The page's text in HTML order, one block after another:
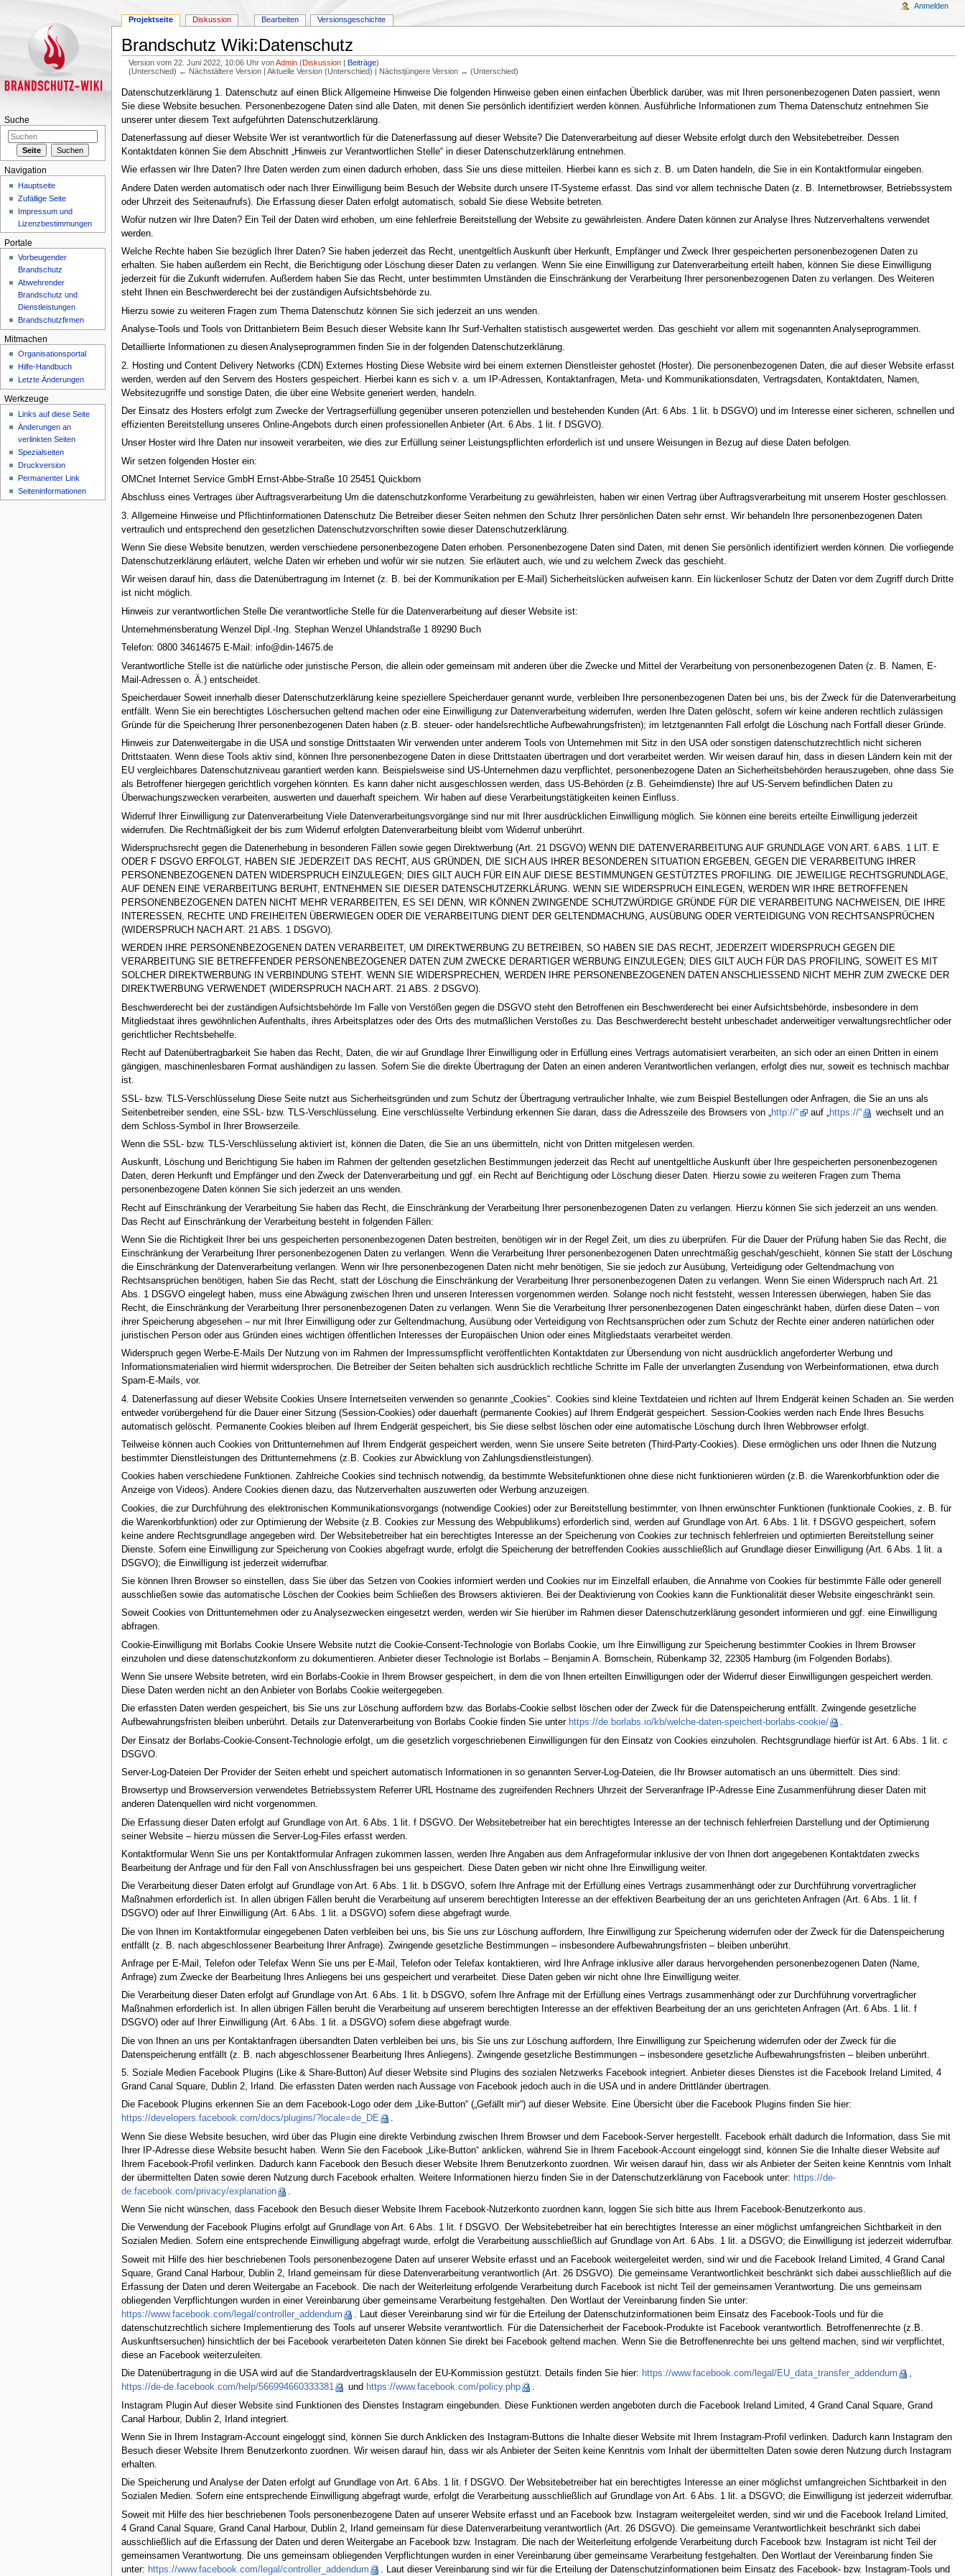
Brandschutz Wiki:Datenschutz
Version vom 22. Juni 2022, 10:06 Uhr vonAdmin (Diskussion |Beiträge)
(Unterschied) ← Nächstältere Version | Aktuelle Version (Unterschied) | Nächstjüngere Version → (Unterschied)
Datenschutz­erklärung 1. Datenschutz auf einen Blick Allgemeine Hinweise Die folgenden Hinweise geben einen einfachen Überblick darüber, was mit Ihren personenbezogenen Daten passiert, wenn
Sie diese Website besuchen. Personenbezogene Daten sind alle Daten, mit denen Sie persönlich identifiziert werden können. Ausführliche Informationen zum Thema Datenschutz entnehmen Sie
unserer unter diesem Text aufgeführten Datenschutzerklärung.
Datenerfassung auf dieser Website Wer ist verantwortlich für die Datenerfassung auf dieser Website? Die Datenverarbeitung auf dieser Website erfolgt durch den Websitebetreiber. Dessen
Kontaktdaten können Sie dem Abschnitt „Hinweis zur Verantwortlichen Stelle“ in dieser Datenschutzerklärung entnehmen.
Wie erfassen wir Ihre Daten? Ihre Daten werden zum einen dadurch erhoben, dass Sie uns diese mitteilen. Hierbei kann es sich z. B. um Daten handeln, die Sie in ein Kontaktformular eingeben.
Andere Daten werden automatisch oder nach Ihrer Einwilligung beim Besuch der Website durch unsere IT-Systeme erfasst. Das sind vor allem technische Daten (z. B. Internetbrowser, Betriebssystem
oder Uhrzeit des Seitenaufrufs). Die Erfassung dieser Daten erfolgt automatisch, sobald Sie diese Website betreten.
Wofür nutzen wir Ihre Daten? Ein Teil der Daten wird erhoben, um eine fehlerfreie Bereitstellung der Website zu gewährleisten. Andere Daten können zur Analyse Ihres Nutzerverhaltens verwendet
werden.
Welche Rechte haben Sie bezüglich Ihrer Daten? Sie haben jederzeit das Recht, unentgeltlich Auskunft über Herkunft, Empfänger und Zweck Ihrer gespeicherten personenbezogenen Daten zu
erhalten. Sie haben außerdem ein Recht, die Berichtigung oder Löschung dieser Daten zu verlangen. Wenn Sie eine Einwilligung zur Datenverarbeitung erteilt haben, können Sie diese Einwilligung
jederzeit für die Zukunft widerrufen. Außerdem haben Sie das Recht, unter bestimmten Umständen die Einschränkung der Verarbeitung Ihrer personenbezogenen Daten zu verlangen. Des Weiteren
steht Ihnen ein Beschwerderecht bei der zuständigen Aufsichtsbehörde zu.
Hierzu sowie zu weiteren Fragen zum Thema Datenschutz können Sie sich jederzeit an uns wenden.
Analyse-Tools und Tools von Dritt­anbietern Beim Besuch dieser Website kann Ihr Surf-Verhalten statistisch ausgewertet werden. Das geschieht vor allem mit sogenannten Analyseprogrammen.
Detaillierte Informationen zu diesen Analyseprogrammen finden Sie in der folgenden Datenschutzerklärung.
2. Hosting und Content Delivery Networks (CDN) Externes Hosting Diese Website wird bei einem externen Dienstleister gehostet (Hoster). Die personenbezogenen Daten, die auf dieser Website erfasst
werden, werden auf den Servern des Hosters gespeichert. Hierbei kann es sich v. a. um IP-Adressen, Kontaktanfragen, Meta- und Kommunikationsdaten, Vertragsdaten, Kontaktdaten, Namen,
Websitezugriffe und sonstige Daten, die über eine Website generiert werden, handeln.
Der Einsatz des Hosters erfolgt zum Zwecke der Vertragserfüllung gegenüber unseren potenziellen und bestehenden Kunden (Art. 6 Abs. 1 lit. b DSGVO) und im Interesse einer sicheren, schnellen und
effizienten Bereitstellung unseres Online-Angebots durch einen professionellen Anbieter (Art. 6 Abs. 1 lit. f DSGVO).
Unser Hoster wird Ihre Daten nur insoweit verarbeiten, wie dies zur Erfüllung seiner Leistungspflichten erforderlich ist und unsere Weisungen in Bezug auf diese Daten befolgen.
Wir setzen folgenden Hoster ein:
OMCnet Internet Service GmbH Ernst-Abbe-Straße 10 25451 Quickborn
Abschluss eines Vertrages über Auftragsverarbeitung Um die datenschutzkonforme Verarbeitung zu gewährleisten, haben wir einen Vertrag über Auftragsverarbeitung mit unserem Hoster geschlossen.
3. Allgemeine Hinweise und Pflicht­informationen Datenschutz Die Betreiber dieser Seiten nehmen den Schutz Ihrer persönlichen Daten sehr ernst. Wir behandeln Ihre personenbezogenen Daten
vertraulich und entsprechend den gesetzlichen Datenschutzvorschriften sowie dieser Datenschutzerklärung.
Wenn Sie diese Website benutzen, werden verschiedene personenbezogene Daten erhoben. Personenbezogene Daten sind Daten, mit denen Sie persönlich identifiziert werden können. Die vorliegende
Datenschutzerklärung erläutert, welche Daten wir erheben und wofür wir sie nutzen. Sie erläutert auch, wie und zu welchem Zweck das geschieht.
Wir weisen darauf hin, dass die Datenübertragung im Internet (z. B. bei der Kommunikation per E-Mail) Sicherheitslücken aufweisen kann. Ein lückenloser Schutz der Daten vor dem Zugriff durch Dritte
ist nicht möglich.
Hinweis zur verantwortlichen Stelle Die verantwortliche Stelle für die Datenverarbeitung auf dieser Website ist:
Unternehmensberatung Wenzel Dipl.-Ing. Stephan Wenzel Uhlandstraße 1 89290 Buch
Telefon: 0800 34614675 E-Mail: info@din-14675.de
Verantwortliche Stelle ist die natürliche oder juristische Person, die allein oder gemeinsam mit anderen über die Zwecke und Mittel der Verarbeitung von personenbezogenen Daten (z. B. Namen, E-
Mail-Adressen o. Ä.) entscheidet.
Speicherdauer Soweit innerhalb dieser Datenschutzerklärung keine speziellere Speicherdauer genannt wurde, verbleiben Ihre personenbezogenen Daten bei uns, bis der Zweck für die Datenverarbeitung
entfällt. Wenn Sie ein berechtigtes Löschersuchen geltend machen oder eine Einwilligung zur Datenverarbeitung widerrufen, werden Ihre Daten gelöscht, sofern wir keine anderen rechtlich zulässigen
Gründe für die Speicherung Ihrer personenbezogenen Daten haben (z.B. steuer- oder handelsrechtliche Aufbewahrungsfristen); im letztgenannten Fall erfolgt die Löschung nach Fortfall dieser Gründe.
Hinweis zur Datenweitergabe in die USA und sonstige Drittstaaten Wir verwenden unter anderem Tools von Unternehmen mit Sitz in den USA oder sonstigen datenschutzrechtlich nicht sicheren
Drittstaaten. Wenn diese Tools aktiv sind, können Ihre personenbezogene Daten in diese Drittstaaten übertragen und dort verarbeitet werden. Wir weisen darauf hin, dass in diesen Ländern kein mit der
EU vergleichbares Datenschutzniveau garantiert werden kann. Beispielsweise sind US-Unternehmen dazu verpflichtet, personenbezogene Daten an Sicherheitsbehörden herauszugeben, ohne dass Sie
als Betroffener hiergegen gerichtlich vorgehen könnten. Es kann daher nicht ausgeschlossen werden, dass US-Behörden (z.B. Geheimdienste) Ihre auf US-Servern befindlichen Daten zu
Überwachungszwecken verarbeiten, auswerten und dauerhaft speichern. Wir haben auf diese Verarbeitungstätigkeiten keinen Einfluss.
Widerruf Ihrer Einwilligung zur Datenverarbeitung Viele Datenverarbeitungsvorgänge sind nur mit Ihrer ausdrücklichen Einwilligung möglich. Sie können eine bereits erteilte Einwilligung jederzeit
widerrufen. Die Rechtmäßigkeit der bis zum Widerruf erfolgten Datenverarbeitung bleibt vom Widerruf unberührt.
Widerspruchsrecht gegen die Datenerhebung in besonderen Fällen sowie gegen Direktwerbung (Art. 21 DSGVO) WENN DIE DATENVERARBEITUNG AUF GRUNDLAGE VON ART. 6 ABS. 1 LIT. E
ODER F DSGVO ERFOLGT, HABEN SIE JEDERZEIT DAS RECHT, AUS GRÜNDEN, DIE SICH AUS IHRER BESONDEREN SITUATION ERGEBEN, GEGEN DIE VERARBEITUNG IHRER
PERSONENBEZOGENEN DATEN WIDERSPRUCH EINZULEGEN; DIES GILT AUCH FÜR EIN AUF DIESE BESTIMMUNGEN GESTÜTZTES PROFILING. DIE JEWEILIGE RECHTSGRUNDLAGE,
AUF DENEN EINE VERARBEITUNG BERUHT, ENTNEHMEN SIE DIESER DATENSCHUTZERKLÄRUNG. WENN SIE WIDERSPRUCH EINLEGEN, WERDEN WIR IHRE BETROFFENEN
PERSONENBEZOGENEN DATEN NICHT MEHR VERARBEITEN, ES SEI DENN, WIR KÖNNEN ZWINGENDE SCHUTZWÜRDIGE GRÜNDE FÜR DIE VERARBEITUNG NACHWEISEN, DIE IHRE
INTERESSEN, RECHTE UND FREIHEITEN ÜBERWIEGEN ODER DIE VERARBEITUNG DIENT DER GELTENDMACHUNG, AUSÜBUNG ODER VERTEIDIGUNG VON RECHTSANSPRÜCHEN
(WIDERSPRUCH NACH ART. 21 ABS. 1 DSGVO).
WERDEN IHRE PERSONENBEZOGENEN DATEN VERARBEITET, UM DIREKTWERBUNG ZU BETREIBEN, SO HABEN SIE DAS RECHT, JEDERZEIT WIDERSPRUCH GEGEN DIE
VERARBEITUNG SIE BETREFFENDER PERSONENBEZOGENER DATEN ZUM ZWECKE DERARTIGER WERBUNG EINZULEGEN; DIES GILT AUCH FÜR DAS PROFILING, SOWEIT ES MIT
SOLCHER DIREKTWERBUNG IN VERBINDUNG STEHT. WENN SIE WIDERSPRECHEN, WERDEN IHRE PERSONENBEZOGENEN DATEN ANSCHLIESSEND NICHT MEHR ZUM ZWECKE DER
DIREKTWERBUNG VERWENDET (WIDERSPRUCH NACH ART. 21 ABS. 2 DSGVO).
Beschwerde­recht bei der zuständigen Aufsichts­behörde Im Falle von Verstößen gegen die DSGVO steht den Betroffenen ein Beschwerderecht bei einer Aufsichtsbehörde, insbesondere in dem
Mitgliedstaat ihres gewöhnlichen Aufenthalts, ihres Arbeitsplatzes oder des Orts des mutmaßlichen Verstoßes zu. Das Beschwerderecht besteht unbeschadet anderweitiger verwaltungsrechtlicher oder
gerichtlicher Rechtsbehelfe.
Recht auf Daten­übertrag­barkeit Sie haben das Recht, Daten, die wir auf Grundlage Ihrer Einwilligung oder in Erfüllung eines Vertrags automatisiert verarbeiten, an sich oder an einen Dritten in einem
gängigen, maschinenlesbaren Format aushändigen zu lassen. Sofern Sie die direkte Übertragung der Daten an einen anderen Verantwortlichen verlangen, erfolgt dies nur, soweit es technisch machbar
ist.
SSL- bzw. TLS-Verschlüsselung Diese Seite nutzt aus Sicherheitsgründen und zum Schutz der Übertragung vertraulicher Inhalte, wie zum Beispiel Bestellungen oder Anfragen, die Sie an uns als
Seitenbetreiber senden, eine SSL- bzw. TLS-Verschlüsselung. Eine verschlüsselte Verbindung erkennen Sie daran, dass die Adresszeile des Browsers von „
http://“ auf „ https://“
wechselt und an
dem Schloss-Symbol in Ihrer Browserzeile.
Wenn die SSL- bzw. TLS-Verschlüsselung aktiviert ist, können die Daten, die Sie an uns übermitteln, nicht von Dritten mitgelesen werden.
Auskunft, Löschung und Berichtigung Sie haben im Rahmen der geltenden gesetzlichen Bestimmungen jederzeit das Recht auf unentgeltliche Auskunft über Ihre gespeicherten personenbezogenen
Daten, deren Herkunft und Empfänger und den Zweck der Datenverarbeitung und ggf. ein Recht auf Berichtigung oder Löschung dieser Daten. Hierzu sowie zu weiteren Fragen zum Thema
personenbezogene Daten können Sie sich jederzeit an uns wenden.
Recht auf Einschränkung der Verarbeitung Sie haben das Recht, die Einschränkung der Verarbeitung Ihrer personenbezogenen Daten zu verlangen. Hierzu können Sie sich jederzeit an uns wenden.
Das Recht auf Einschränkung der Verarbeitung besteht in folgenden Fällen:
Wenn Sie die Richtigkeit Ihrer bei uns gespeicherten personenbezogenen Daten bestreiten, benötigen wir in der Regel Zeit, um dies zu überprüfen. Für die Dauer der Prüfung haben Sie das Recht, die
Einschränkung der Verarbeitung Ihrer personenbezogenen Daten zu verlangen. Wenn die Verarbeitung Ihrer personenbezogenen Daten unrechtmäßig geschah/geschieht, können Sie statt der Löschung
die Einschränkung der Datenverarbeitung verlangen. Wenn wir Ihre personenbezogenen Daten nicht mehr benötigen, Sie sie jedoch zur Ausübung, Verteidigung oder Geltendmachung von
Rechtsansprüchen benötigen, haben Sie das Recht, statt der Löschung die Einschränkung der Verarbeitung Ihrer personenbezogenen Daten zu verlangen. Wenn Sie einen Widerspruch nach Art. 21
Abs. 1 DSGVO eingelegt haben, muss eine Abwägung zwischen Ihren und unseren Interessen vorgenommen werden. Solange noch nicht feststeht, wessen Interessen überwiegen, haben Sie das
Recht, die Einschränkung der Verarbeitung Ihrer personenbezogenen Daten zu verlangen. Wenn Sie die Verarbeitung Ihrer personenbezogenen Daten eingeschränkt haben, dürfen diese Daten – von
ihrer Speicherung abgesehen – nur mit Ihrer Einwilligung oder zur Geltendmachung, Ausübung oder Verteidigung von Rechtsansprüchen oder zum Schutz der Rechte einer anderen natürlichen oder
juristischen Person oder aus Gründen eines wichtigen öffentlichen Interesses der Europäischen Union oder eines Mitgliedstaats verarbeitet werden.
Widerspruch gegen Werbe-E-Mails Der Nutzung von im Rahmen der Impressumspflicht veröffentlichten Kontaktdaten zur Übersendung von nicht ausdrücklich angeforderter Werbung und
Informationsmaterialien wird hiermit widersprochen. Die Betreiber der Seiten behalten sich ausdrücklich rechtliche Schritte im Falle der unverlangten Zusendung von Werbeinformationen, etwa durch
Spam-E-Mails, vor.
4. Datenerfassung auf dieser Website Cookies Unsere Internetseiten verwenden so genannte „Cookies“. Cookies sind kleine Textdateien und richten auf Ihrem Endgerät keinen Schaden an. Sie werden
entweder vorübergehend für die Dauer einer Sitzung (Session-Cookies) oder dauerhaft (permanente Cookies) auf Ihrem Endgerät gespeichert. Session-Cookies werden nach Ende Ihres Besuchs
automatisch gelöscht. Permanente Cookies bleiben auf Ihrem Endgerät gespeichert, bis Sie diese selbst löschen oder eine automatische Löschung durch Ihren Webbrowser erfolgt.
Teilweise können auch Cookies von Drittunternehmen auf Ihrem Endgerät gespeichert werden, wenn Sie unsere Seite betreten (Third-Party-Cookies). Diese ermöglichen uns oder Ihnen die Nutzung
bestimmter Dienstleistungen des Drittunternehmens (z.B. Cookies zur Abwicklung von Zahlungsdienstleistungen).
Cookies haben verschiedene Funktionen. Zahlreiche Cookies sind technisch notwendig, da bestimmte Websitefunktionen ohne diese nicht funktionieren würden (z.B. die Warenkorbfunktion oder die
Anzeige von Videos). Andere Cookies dienen dazu, das Nutzerverhalten auszuwerten oder Werbung anzuzeigen.
Cookies, die zur Durchführung des elektronischen Kommunikationsvorgangs (notwendige Cookies) oder zur Bereitstellung bestimmter, von Ihnen erwünschter Funktionen (funktionale Cookies, z. B. für
die Warenkorbfunktion) oder zur Optimierung der Website (z.B. Cookies zur Messung des Webpublikums) erforderlich sind, werden auf Grundlage von Art. 6 Abs. 1 lit. f DSGVO gespeichert, sofern
keine andere Rechtsgrundlage angegeben wird. Der Websitebetreiber hat ein berechtigtes Interesse an der Speicherung von Cookies zur technisch fehlerfreien und optimierten Bereitstellung seiner
Dienste. Sofern eine Einwilligung zur Speicherung von Cookies abgefragt wurde, erfolgt die Speicherung der betreffenden Cookies ausschließlich auf Grundlage dieser Einwilligung (Art. 6 Abs. 1 lit. a
DSGVO); die Einwilligung ist jederzeit widerrufbar.
Sie können Ihren Browser so einstellen, dass Sie über das Setzen von Cookies informiert werden und Cookies nur im Einzelfall erlauben, die Annahme von Cookies für bestimmte Fälle oder generell
ausschließen sowie das automatische Löschen der Cookies beim Schließen des Browsers aktivieren. Bei der Deaktivierung von Cookies kann die Funktionalität dieser Website eingeschränkt sein.
Soweit Cookies von Drittunternehmen oder zu Analysezwecken eingesetzt werden, werden wir Sie hierüber im Rahmen dieser Datenschutzerklärung gesondert informieren und ggf. eine Einwilligung
abfragen.
Cookie-Einwilligung mit Borlabs Cookie Unsere Website nutzt die Cookie-Consent-Technologie von Borlabs Cookie, um Ihre Einwilligung zur Speicherung bestimmter Cookies in Ihrem Browser
einzuholen und diese datenschutzkonform zu dokumentieren. Anbieter dieser Technologie ist Borlabs – Benjamin A. Bornschein, Rübenkamp 32, 22305 Hamburg (im Folgenden Borlabs).
Wenn Sie unsere Website betreten, wird ein Borlabs-Cookie in Ihrem Browser gespeichert, in dem die von Ihnen erteilten Einwilligungen oder der Widerruf dieser Einwilligungen gespeichert werden.
Diese Daten werden nicht an den Anbieter von Borlabs Cookie weitergegeben.
Die erfassten Daten werden gespeichert, bis Sie uns zur Löschung auffordern bzw. das Borlabs-Cookie selbst löschen oder der Zweck für die Datenspeicherung entfällt. Zwingende gesetzliche
Aufbewahrungsfristen bleiben unberührt. Details zur Datenverarbeitung von Borlabs Cookie finden Sie unter https://de.borlabs.io/kb/welche-daten-speichert-borlabs-cookie/
.
Der Einsatz der Borlabs-Cookie-Consent-Technologie erfolgt, um die gesetzlich vorgeschriebenen Einwilligungen für den Einsatz von Cookies einzuholen. Rechtsgrundlage hierfür ist Art. 6 Abs. 1 lit. c
DSGVO.
Server-Log-Dateien Der Provider der Seiten erhebt und speichert automatisch Informationen in so genannten Server-Log-Dateien, die Ihr Browser automatisch an uns übermittelt. Dies sind:
Browsertyp und Browserversion verwendetes Betriebssystem Referrer URL Hostname des zugreifenden Rechners Uhrzeit der Serveranfrage IP-Adresse Eine Zusammenführung dieser Daten mit
anderen Datenquellen wird nicht vorgenommen.
Die Erfassung dieser Daten erfolgt auf Grundlage von Art. 6 Abs. 1 lit. f DSGVO. Der Websitebetreiber hat ein berechtigtes Interesse an der technisch fehlerfreien Darstellung und der Optimierung
seiner Website – hierzu müssen die Server-Log-Files erfasst werden.
Kontaktformular Wenn Sie uns per Kontaktformular Anfragen zukommen lassen, werden Ihre Angaben aus dem Anfrageformular inklusive der von Ihnen dort angegebenen Kontaktdaten zwecks
Bearbeitung der Anfrage und für den Fall von Anschlussfragen bei uns gespeichert. Diese Daten geben wir nicht ohne Ihre Einwilligung weiter.
Die Verarbeitung dieser Daten erfolgt auf Grundlage von Art. 6 Abs. 1 lit. b DSGVO, sofern Ihre Anfrage mit der Erfüllung eines Vertrags zusammenhängt oder zur Durchführung vorvertraglicher
Maßnahmen erforderlich ist. In allen übrigen Fällen beruht die Verarbeitung auf unserem berechtigten Interesse an der effektiven Bearbeitung der an uns gerichteten Anfragen (Art. 6 Abs. 1 lit. f
DSGVO) oder auf Ihrer Einwilligung (Art. 6 Abs. 1 lit. a DSGVO) sofern diese abgefragt wurde.
Die von Ihnen im Kontaktformular eingegebenen Daten verbleiben bei uns, bis Sie uns zur Löschung auffordern, Ihre Einwilligung zur Speicherung widerrufen oder der Zweck für die Datenspeicherung
entfällt (z. B. nach abgeschlossener Bearbeitung Ihrer Anfrage). Zwingende gesetzliche Bestimmungen – insbesondere Aufbewahrungsfristen – bleiben unberührt.
Anfrage per E-Mail, Telefon oder Telefax Wenn Sie uns per E-Mail, Telefon oder Telefax kontaktieren, wird Ihre Anfrage inklusive aller daraus hervorgehenden personenbezogenen Daten (Name,
Anfrage) zum Zwecke der Bearbeitung Ihres Anliegens bei uns gespeichert und verarbeitet. Diese Daten geben wir nicht ohne Ihre Einwilligung weiter.
Die Verarbeitung dieser Daten erfolgt auf Grundlage von Art. 6 Abs. 1 lit. b DSGVO, sofern Ihre Anfrage mit der Erfüllung eines Vertrags zusammenhängt oder zur Durchführung vorvertraglicher
Maßnahmen erforderlich ist. In allen übrigen Fällen beruht die Verarbeitung auf unserem berechtigten Interesse an der effektiven Bearbeitung der an uns gerichteten Anfragen (Art. 6 Abs. 1 lit. f
DSGVO) oder auf Ihrer Einwilligung (Art. 6 Abs. 1 lit. a DSGVO) sofern diese abgefragt wurde.
Die von Ihnen an uns per Kontaktanfragen übersandten Daten verbleiben bei uns, bis Sie uns zur Löschung auffordern, Ihre Einwilligung zur Speicherung widerrufen oder der Zweck für die
Datenspeicherung entfällt (z. B. nach abgeschlossener Bearbeitung Ihres Anliegens). Zwingende gesetzliche Bestimmungen – insbesondere gesetzliche Aufbewahrungsfristen – bleiben unberührt.
5. Soziale Medien Facebook Plugins (Like & Share-Button) Auf dieser Website sind Plugins des sozialen Netzwerks Facebook integriert. Anbieter dieses Dienstes ist die Facebook Ireland Limited, 4
Grand Canal Square, Dublin 2, Irland. Die erfassten Daten werden nach Aussage von Facebook jedoch auch in die USA und in andere Drittländer übertragen.
Die Facebook Plugins erkennen Sie an dem Facebook-Logo oder dem „Like-Button“ („Gefällt mir“) auf dieser Website. Eine Übersicht über die Facebook Plugins finden Sie hier:
https://developers.facebook.com/docs/plugins/?locale=de_DE
.
Wenn Sie diese Website besuchen, wird über das Plugin eine direkte Verbindung zwischen Ihrem Browser und dem Facebook-Server hergestellt. Facebook erhält dadurch die Information, dass Sie mit
Ihrer IP-Adresse diese Website besucht haben. Wenn Sie den Facebook „Like-Button“ anklicken, während Sie in Ihrem Facebook-Account eingeloggt sind, können Sie die Inhalte dieser Website auf
Ihrem Facebook-Profil verlinken. Dadurch kann Facebook den Besuch dieser Website Ihrem Benutzerkonto zuordnen. Wir weisen darauf hin, dass wir als Anbieter der Seiten keine Kenntnis vom Inhalt
der übermittelten Daten sowie deren Nutzung durch Facebook erhalten. Weitere Informationen hierzu finden Sie in der Datenschutzerklärung von Facebook unter: https://de-
de.facebook.com/privacy/explanation
Wenn Sie nicht wünschen, dass Facebook den Besuch dieser Website Ihrem Facebook-Nutzerkonto zuordnen kann, loggen Sie sich bitte aus Ihrem Facebook-Benutzerkonto aus.
Die Verwendung der Facebook Plugins erfolgt auf Grundlage von Art. 6 Abs. 1 lit. f DSGVO. Der Websitebetreiber hat ein berechtigtes Interesse an einer möglichst umfangreichen Sichtbarkeit in den
Sozialen Medien. Sofern eine entsprechende Einwilligung abgefragt wurde, erfolgt die Verarbeitung ausschließlich auf Grundlage von Art. 6 Abs. 1 lit. a DSGVO; die Einwilligung ist jederzeit widerrufbar.
Soweit mit Hilfe des hier beschriebenen Tools personenbezogene Daten auf unserer Website erfasst und an Facebook weitergeleitet werden, sind wir und die Facebook Ireland Limited, 4 Grand Canal
Square, Grand Canal Harbour, Dublin 2, Irland gemeinsam für diese Datenverarbeitung verantwortlich (Art. 26 DSGVO). Die gemeinsame Verantwortlichkeit beschränkt sich dabei ausschließlich auf die
Erfassung der Daten und deren Weitergabe an Facebook. Die nach der Weiterleitung erfolgende Verarbeitung durch Facebook ist nicht Teil der gemeinsamen Verantwortung. Die uns gemeinsam
obliegenden Verpflichtungen wurden in einer Vereinbarung über gemeinsame Verarbeitung festgehalten. Den Wortlaut der Vereinbarung finden Sie unter:
https://www.facebook.com/legal/controller_addendum
. Laut dieser Vereinbarung sind wir für die Erteilung der Datenschutzinformationen beim Einsatz des Facebook-Tools und für die
datenschutzrechtlich sichere Implementierung des Tools auf unserer Website verantwortlich. Für die Datensicherheit der Facebook-Produkte ist Facebook verantwortlich. Betroffenenrechte (z.B.
Auskunftsersuchen) hinsichtlich der bei Facebook verarbeiteten Daten können Sie direkt bei Facebook geltend machen. Wenn Sie die Betroffenenrechte bei uns geltend machen, sind wir verpflichtet,
diese an Facebook weiterzuleiten.
Die Datenübertragung in die USA wird auf die Standardvertragsklauseln der EU-Kommission gestützt. Details finden Sie hier: https://www.facebook.com/legal/EU_data_transfer_addendum
,
https://de-de.facebook.com/help/566994660333381
und https://www.facebook.com/policy.php
.
Instagram Plugin Auf dieser Website sind Funktionen des Dienstes Instagram eingebunden. Diese Funktionen werden angeboten durch die Facebook Ireland Limited, 4 Grand Canal Square, Grand
Canal Harbour, Dublin 2, Irland integriert.
Wenn Sie in Ihrem Instagram-Account eingeloggt sind, können Sie durch Anklicken des Instagram-Buttons die Inhalte dieser Website mit Ihrem Instagram-Profil verlinken. Dadurch kann Instagram den
Besuch dieser Website Ihrem Benutzerkonto zuordnen. Wir weisen darauf hin, dass wir als Anbieter der Seiten keine Kenntnis vom Inhalt der übermittelten Daten sowie deren Nutzung durch Instagram
erhalten.
Die Speicherung und Analyse der Daten erfolgt auf Grundlage von Art. 6 Abs. 1 lit. f DSGVO. Der Websitebetreiber hat ein berechtigtes Interesse an einer möglichst umfangreichen Sichtbarkeit in den
Sozialen Medien. Sofern eine entsprechende Einwilligung abgefragt wurde, erfolgt die Verarbeitung ausschließlich auf Grundlage von Art. 6 Abs. 1 lit. a DSGVO; die Einwilligung ist jederzeit widerrufbar.
Soweit mit Hilfe des hier beschriebenen Tools personenbezogene Daten auf unserer Website erfasst und an Facebook bzw. Instagram weitergeleitet werden, sind wir und die Facebook Ireland Limited,
4 Grand Canal Square, Grand Canal Harbour, Dublin 2, Irland gemeinsam für diese Datenverarbeitung verantwortlich (Art. 26 DSGVO). Die gemeinsame Verantwortlichkeit beschränkt sich dabei
ausschließlich auf die Erfassung der Daten und deren Weitergabe an Facebook bzw. Instagram. Die nach der Weiterleitung erfolgende Verarbeitung durch Facebook bzw. Instagram ist nicht Teil der
gemeinsamen Verantwortung. Die uns gemeinsam obliegenden Verpflichtungen wurden in einer Vereinbarung über gemeinsame Verarbeitung festgehalten. Den Wortlaut der Vereinbarung finden Sie
unter: https://www.facebook.com/legal/controller_addendum . Laut dieser Vereinbarung sind wir für die Erteilung der Datenschutzinformationen beim Einsatz des Facebook- bzw. Instagram-Tools und
Projektseite Diskussion Bearbeiten Versionsgeschichte
Anmelden
Suche
Navigation
Hauptseite
Zufällige Seite
Impressum und
Lizenzbestimmungen
Portale
Vorbeugender
Brandschutz
Abwehrender
Brandschutz und
Dienstleistungen
Brandschutzfirmen
Mitmachen
Organisationsportal
Hilfe-Handbuch
Letzte Änderungen
Werkzeuge
Links auf diese Seite
Änderungen an
verlinkten Seiten
Spezialseiten
Druckversion
Permanenter Link
Seiteninformationen